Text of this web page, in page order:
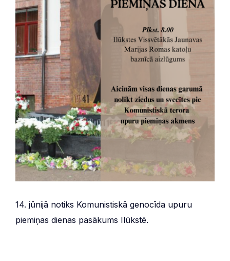
14. jūnijā notiks Komunistiskā genocīda upuru
piemiņas dienas pasākums Ilūkstē.